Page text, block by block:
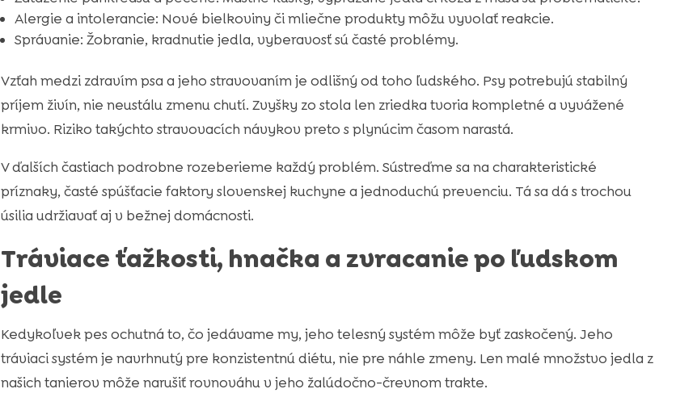
Alergie a intolerancie: Nové bielkoviny či mliečne produkty môžu vyvolať reakcie.
Správanie: Žobranie, kradnutie jedla, vyberavosť sú časté problémy.
Vzťah medzi zdravím psa a jeho stravovaním je odlišný od toho ľudského. Psy potrebujú stabilný
príjem živín, nie neustálu zmenu chutí. Zvyšky zo stola len zriedka tvoria kompletné a vyvážené
krmivo. Riziko takýchto stravovacích návykov preto s plynúcim časom narastá.
V ďalších častiach podrobne rozeberieme každý problém. Sústreďme sa na charakteristické
príznaky, časté spúšťacie faktory slovenskej kuchyne a jednoduchú prevenciu. Tá sa dá s trochou
úsilia udržiavať aj v bežnej domácnosti.
Tráviace ťažkosti, hnačka a zvracanie po ľudskom
jedle
Kedykoľvek pes ochutná to, čo jedávame my, jeho telesný systém môže byť zaskočený. Jeho
tráviaci systém je navrhnutý pre konzistentnú diétu, nie pre náhle zmeny. Len malé množstvo jedla z
našich tanierov môže narušiť rovnováhu v jeho žalúdočno-črevnom trakte.